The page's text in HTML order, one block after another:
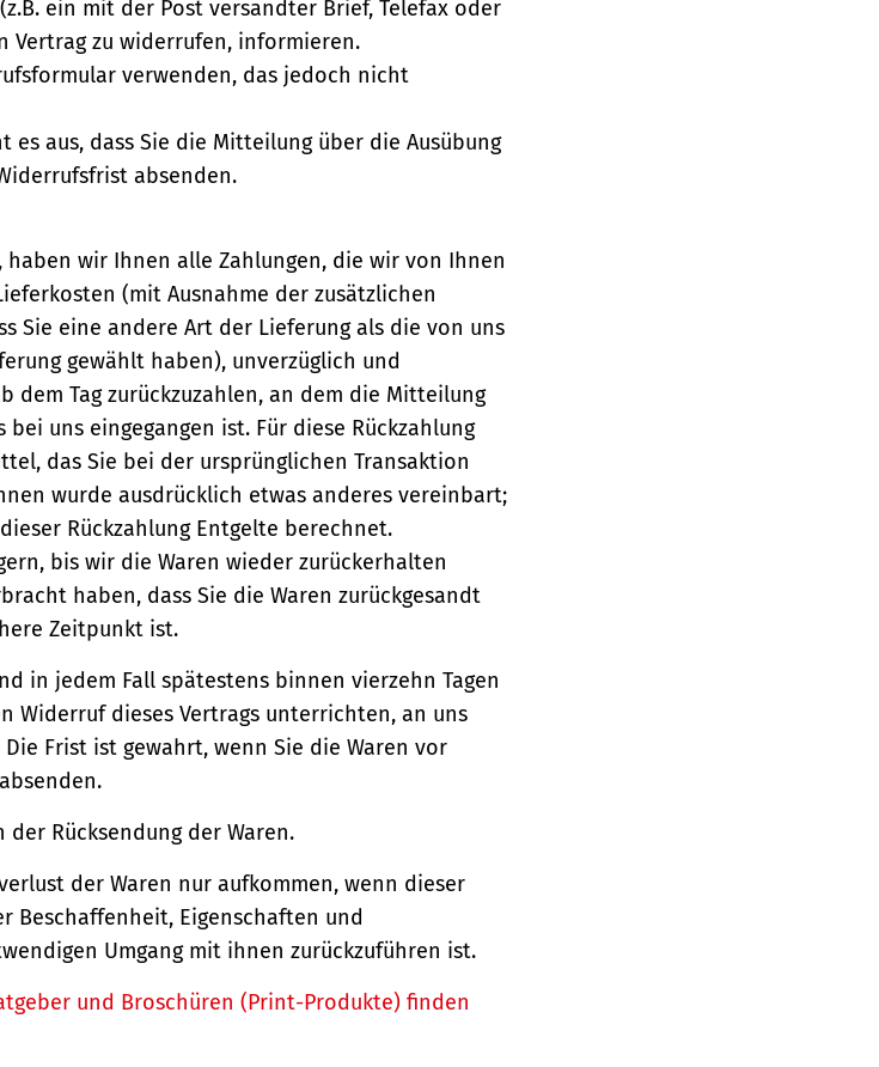
ein mit der Post versandter Brief, Telefax oder
Vertrag zu widerrufen, informieren.
verwenden, das jedoch nicht
aus, dass Sie die Mitteilung über die Ausübung
absenden.
haben wir Ihnen alle Zahlungen, die wir von Ihnen
(mit Ausnahme der zusätzlichen
Sie eine andere Art der Lieferung als die von uns
gewählt haben), unverzüglich und
dem Tag zurückzuzahlen, an dem die Mitteilung
uns eingegangen ist. Für diese Rückzahlung
das Sie bei der ursprünglichen Transaktion
wurde ausdrücklich etwas anderes vereinbart;
Rückzahlung Entgelte berechnet.
bis wir die Waren wieder zurückerhalten
haben, dass Sie die Waren zurückgesandt
Zeitpunkt ist.
in jedem Fall spätestens binnen vierzehn Tagen
Widerruf dieses Vertrags unterrichten, an uns
Frist ist gewahrt, wenn Sie die Waren vor
Rücksendung der Waren.
der Waren nur aufkommen, wenn dieser
Beschaffenheit, Eigenschaften und
Umgang mit ihnen zurückzuführen ist.
und Broschüren (Print-Produkte) finden